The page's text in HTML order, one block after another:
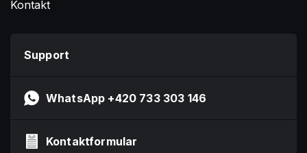
Kontakt
Support
WhatsApp +420 733 303 146
Kontaktformular